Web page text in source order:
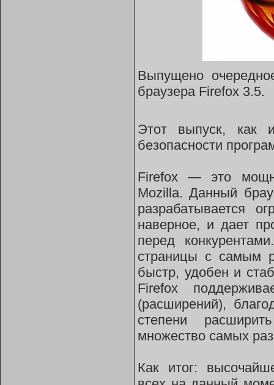
Выпущено
браузера Firefox 3.5.
Этот выпуск, как
безопасности
Firefox — это
Mozilla. Данный
разрабатывается
наверное, и дает
перед
страницы с самым
быстр, удобен и
Firefox
(расширений),
степени
множество самых
Как итог: